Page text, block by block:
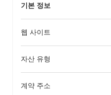
기본 정보
웹 사이트
자산 유형
계약 주소